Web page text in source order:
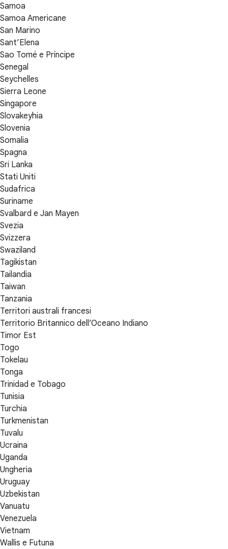
Samoa
Samoa Americane
San Marino
Sant’Elena
Sao Tomé e Príncipe
Senegal
Seychelles
Sierra Leone
Singapore
Slovakeyhia
Slovenia
Somalia
Spagna
Sri Lanka
Stati Uniti
Sudafrica
Suriname
Svalbard e Jan Mayen
Svezia
Svizzera
Swaziland
Tagikistan
Tailandia
Taiwan
Tanzania
Territori australi francesi
Territorio Britannico dell’Oceano Indiano
Timor Est
Togo
Tokelau
Tonga
Trinidad e Tobago
Tunisia
Turchia
Turkmenistan
Tuvalu
Ucraina
Uganda
Ungheria
Uruguay
Uzbekistan
Vanuatu
Venezuela
Vietnam
Wallis e Futuna